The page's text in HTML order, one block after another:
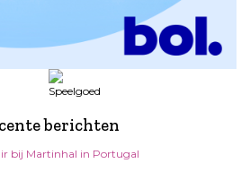
berichten
bij Martinhal in Portugal